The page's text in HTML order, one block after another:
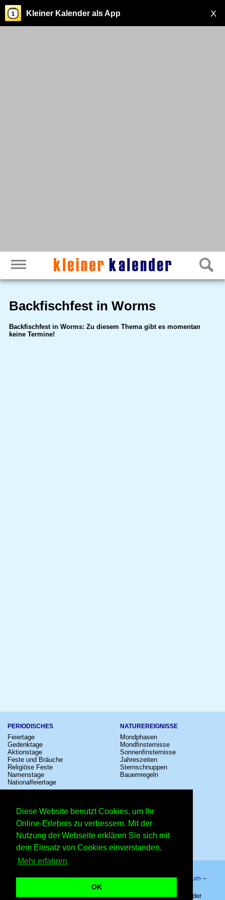
Diese Website benutzt Cookies, um Ihr
Online-Erlebnis zu verbessern. Mit der
Nutzung der Webseite erklären Sie sich mit
dem Einsatz von Cookies einverstanden.
Mehr erfahren
OK
X
Kleiner Kalender als App
Backfischfest in Worms
Backfischfest in Worms: Zu diesem Thema gibt es momentan
keine Termine!
PERIODISCHES
Feiertage
Gedenktage
Aktionstage
Feste und Bräuche
Religiöse Feste
Namenstage
Nationalfeiertage
NATUREREIGNISSE
Mondphasen
Mondfinsternisse
Sonnenfinsternisse
Jahreszeiten
Sternschnuppen
Bauernregeln
Kinostarts
Festivals
Fußball
Comedy
Shows
Sternzeichen
Schalttage
Messen
Erinnerungen
Volksfeste
Startseite–Kalender–Lexikon–App–Sitemap–Impressum –
Datenschutzhinweis
Backfischfest in Worms – Copyright © 2026 Kleiner Kalender